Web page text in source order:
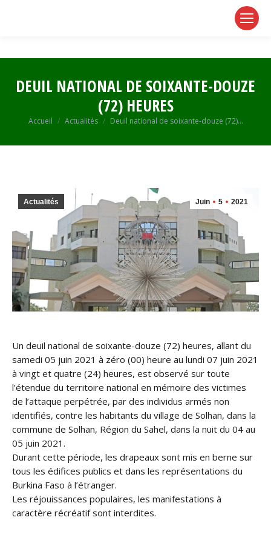
DEUIL NATIONAL DE SOIXANTE-DOUZE
(72) HEURES
Vous êtes ici :
Accueil Actualités Deuil national de soixante-douze (72)…
Juin 5 2021
Actualités
Un deuil national de soixante-douze (72) heures, allant du
samedi 05 juin 2021 à zéro (00) heure au lundi 07 juin 2021
à vingt et quatre (24) heures, est observé sur toute
l’étendue du territoire national en mémoire des victimes
de l’attaque perpétrée, par des individus armés non
identifiés, contre les habitants du village de Solhan, dans la
commune de Solhan, Région du Sahel, dans la nuit du 04 au
05 juin 2021.
Durant cette période, les drapeaux sont mis en berne sur
tous les édifices publics et dans les représentations du
Burkina Faso à l’étranger.
Les réjouissances populaires, les manifestations à
caractère récréatif sont interdites.